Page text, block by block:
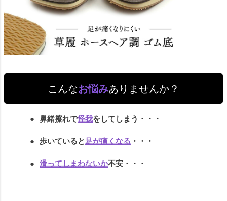
こんなお悩みありませんか？
鼻緒擦れで怪我をしてしまう・・・
歩いていると 足が痛くなる ・・・
滑ってしまわないか不安・・・